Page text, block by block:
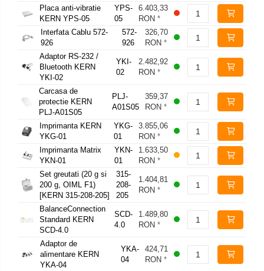
Placa anti-vibratie
KERN YPS-05
YPS-
05
6.403,33
RON *
Interfata Cablu 572-
926
572-
926
326,70
RON*
Adaptor RS-232 /
Bluetooth KERN
YKI-02
YKI-
02
2.482,92
RON *
Carcasa de
protectie KERN
PLJ-A01S05
PLJ-
A01S05
359,37
RON *
Imprimanta KERN
YKG-01
YKG-
01
3.855,06
RON *
Imprimanta Matrix
YKN-01
YKN-
01
1.633,50
RON *
Set greutati (20 g si
200 g, OIML F1)
[KERN 315-208-205]
315-
208-
205
1.404,81
RON *
BalanceConnection
Standard KERN
SCD-4.0
SCD-
4.0
1.489,80
RON *
Adaptor de
alimentare KERN
YKA-04
YKA-
04
424,71
RON *